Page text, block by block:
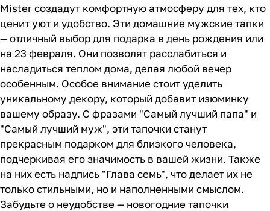
Mister создадут комфортную атмосферу для тех, кто
ценит уют и удобство. Эти домашние мужские тапки
— отличный выбор для подарка в день рождения или
на 23 февраля. Они позволят расслабиться и
насладиться теплом дома, делая любой вечер
особенным. Особое внимание стоит уделить
уникальному декору, который добавит изюминку
вашему образу. С фразами "Самый лучший папа" и
"Самый лучший муж", эти тапочки станут
прекрасным подарком для близкого человека,
подчеркивая его значимость в вашей жизни. Также
на них есть надпись "Глава семь", что делает их не
только стильными, но и наполненными смыслом.
Забудьте о неудобстве — новогодние тапочки